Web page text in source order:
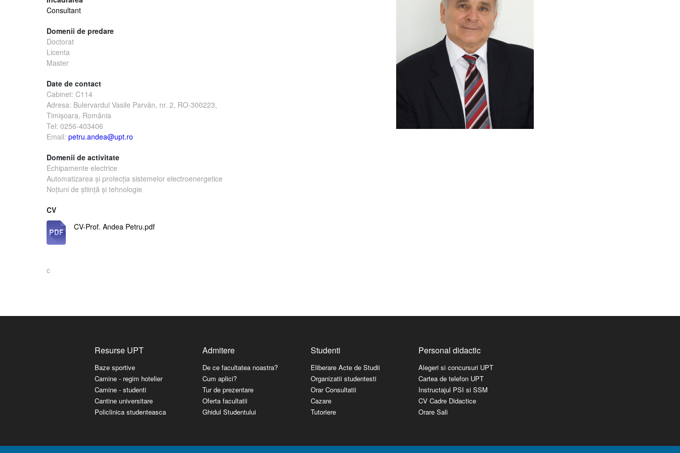
Consultant
Domenii de predare
Doctorat
Licenta
Master
Date de contact
Cabinet: C114
Adresa: Bulervardul Vasile Parvân, nr. 2, RO-300223,
Timişoara, România
Tel: 0256-403406
Email: petru.andea@upt.ro
Domenii de activitate
Echipamente electrice
Automatizarea şi protecţia sistemelor electroenergetice
Noţiuni de ştiinţă şi tehnologie
CV
CV-Prof. Andea Petru.pdf
Categorie personal didactic
c
Resurse UPT
Baze sportive
Camine - regim hotelier
Camine - studenti
Cantine universitare
Policlinica studenteasca
Admitere
De ce facultatea noastra?
Cum aplici?
Tur de prezentare
Oferta facultatii
Ghidul Studentului
Studenti
Eliberare Acte de Studii
Organizatii studentesti
Orar Consultatii
Cazare
Tutoriere
Personal didactic
Alegeri si concursuri UPT
Cartea de telefon UPT
Instructajul PSI si SSM
CV Cadre Didactice
Orare Sali